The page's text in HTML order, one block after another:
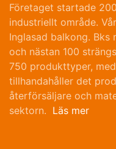
Företaget startade
industriellt område.
Inglasad balkong.
och nästan 100
750 produkttyper,
tillhandahåller det
återförsäljare och
sektorn. Läs mer